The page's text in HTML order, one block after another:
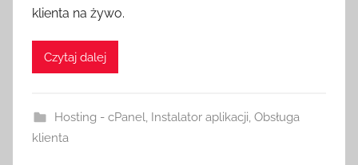
klienta na żywo.
Czytaj dalej
Hosting - cPanel, Instalator aplikacji, Obsługa
klienta